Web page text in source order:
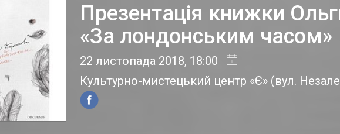
Презентація книжки
«За лондонським часом»
22 листопада 2018, 18:00
Культурно-мистецький центр «Є» (вул.